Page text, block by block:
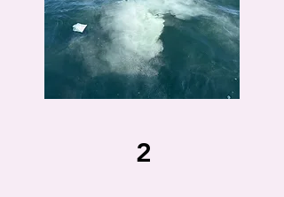
2